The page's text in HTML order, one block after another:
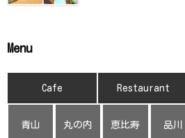
Menu
Cafe Restaurant
青山
丸の内
恵比寿 品川